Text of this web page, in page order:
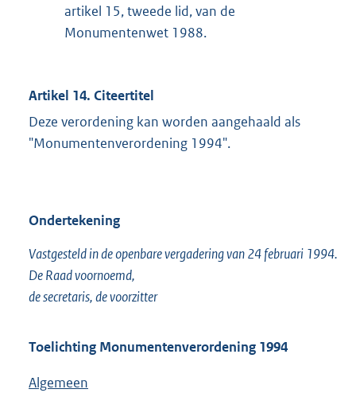
artikel 15, tweede lid, van de
Monumentenwet 1988.
Artikel 14. Citeertitel
Deze verordening kan worden aangehaald als
"Monumentenverordening 1994".
Ondertekening
Vastgesteld in de openbare vergadering van 24 februari 1994.
De Raad voornoemd,
de secretaris, de voorzitter
Toelichting Monumentenverordening 1994
Algemeen